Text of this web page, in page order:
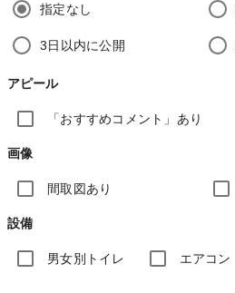
指定なし
3日以内に公開
アピール
「おすすめコメント」あり
画像
間取図あり
設備
男女別トイレ エアコン